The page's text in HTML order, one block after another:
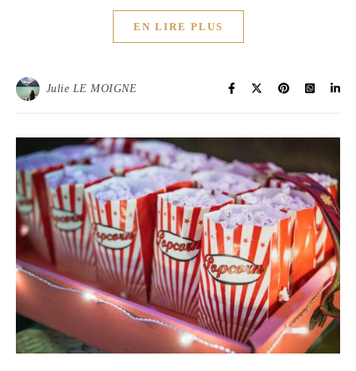
EN LIRE PLUS
Julie LE MOIGNE